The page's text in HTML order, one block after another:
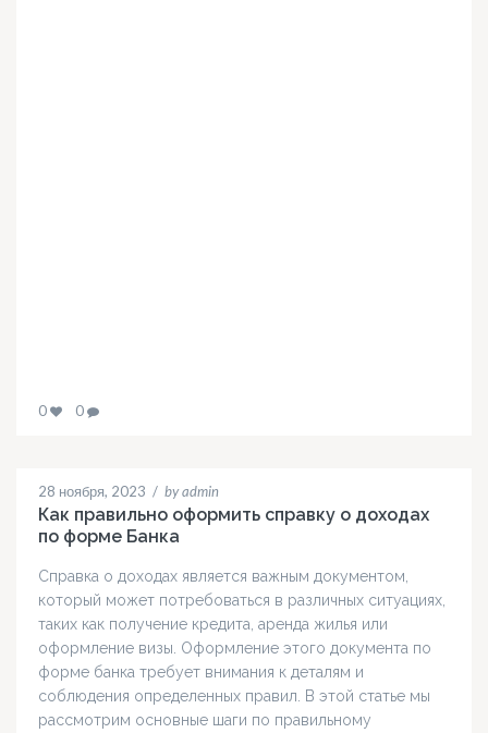
0 0
28 ноября, 2023 / by admin
Как правильно оформить справку о доходах
по форме Банка
Справка о доходах является важным документом,
который может потребоваться в различных ситуациях,
таких как получение кредита, аренда жилья или
оформление визы. Оформление этого документа по
форме банка требует внимания к деталям и
соблюдения определенных правил. В этой статье мы
рассмотрим основные шаги по правильному